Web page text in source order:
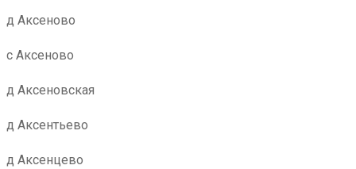
д Аксеново
с Аксеново
д Аксеновская
д Аксентьево
д Аксенцево